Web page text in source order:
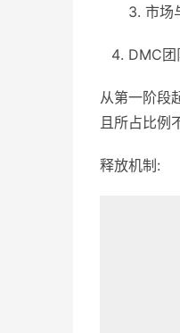
3. 市场
DMC团
从第一阶段
且所占比例
释放机制: